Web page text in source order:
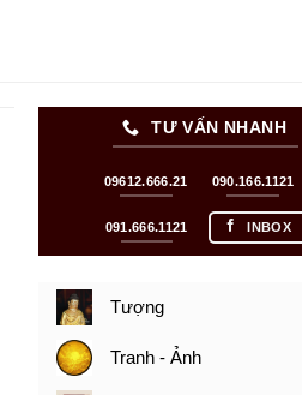
TƯ VẤN NHANH
09612.666.21 090.166.1121
091.666.1121 INBOX
Tượng
Tranh - Ảnh